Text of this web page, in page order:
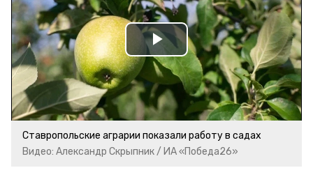
Play
Video
Ставропольские аграрии показали работу в садах
Видео: Александр Скрыпник / ИА «Победа26»